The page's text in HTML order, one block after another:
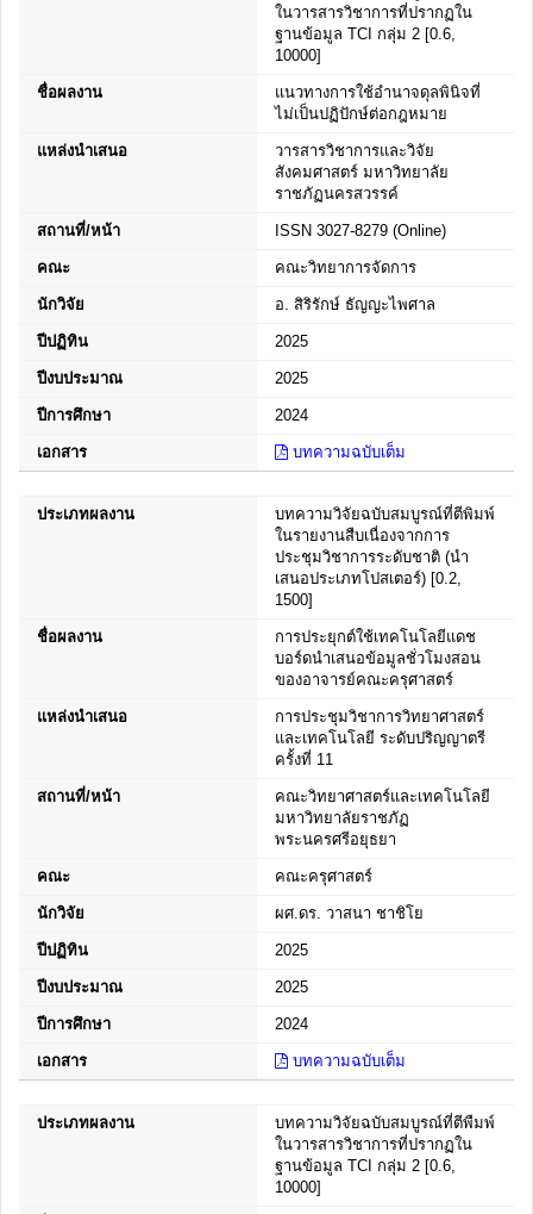
ในวารสารวิชาการที่ปรากฏใน
ฐานข้อมูล TCI กลุ่ม 2 [0.6,
10000]
ชื่อผลงาน
แนวทางการใช้อำนาจดุลพินิจที่
ไม่เป็นปฏิปักษ์ต่อกฎหมาย
แหล่งนำเสนอ
วารสารวิชาการและวิจัย
สังคมศาสตร์ มหาวิทยาลัย
ราชภัฏนครสวรรค์
สถานที่/หน้า ISSN 3027-8279 (Online)
คณะ คณะวิทยาการจัดการ
นักวิจัย อ. สิริรักษ์ ธัญญะไพศาล
ปีปฏิทิน 2025
ปีงบประมาณ 2025
ปีการศึกษา 2024
เอกสาร บทความฉบับเต็ม
ประเภทผลงาน
บทความวิจัยฉบับสมบูรณ์ที่ตีพิมพ์
ในรายงานสืบเนื่องจากการ
ประชุมวิชาการระดับชาติ (นำ
เสนอประเภทโปสเตอร์) [0.2,
1500]
ชื่อผลงาน
การประยุกต์ใช้เทคโนโลยีแดช
บอร์ดนำเสนอข้อมูลชั่วโมงสอน
ของอาจารย์คณะครุศาสตร์
แหล่งนำเสนอ
การประชุมวิชาการวิทยาศาสตร์
และเทคโนโลยี ระดับปริญญาตรี
ครั้งที่ 11
สถานที่/หน้า
คณะวิทยาศาสตร์และเทคโนโลยี
มหาวิทยาลัยราชภัฏ
พระนครศรีอยุธยา
คณะ คณะครุศาสตร์
นักวิจัย ผศ.ดร. วาสนา ชาชิโย
ปีปฏิทิน 2025
ปีงบประมาณ 2025
ปีการศึกษา 2024
เอกสาร บทความฉบับเต็ม
ประเภทผลงาน
บทความวิจัยฉบับสมบูรณ์ที่ตีพืมพ์
ในวารสารวิชาการที่ปรากฏใน
ฐานข้อมูล TCI กลุ่ม 2 [0.6,
10000]